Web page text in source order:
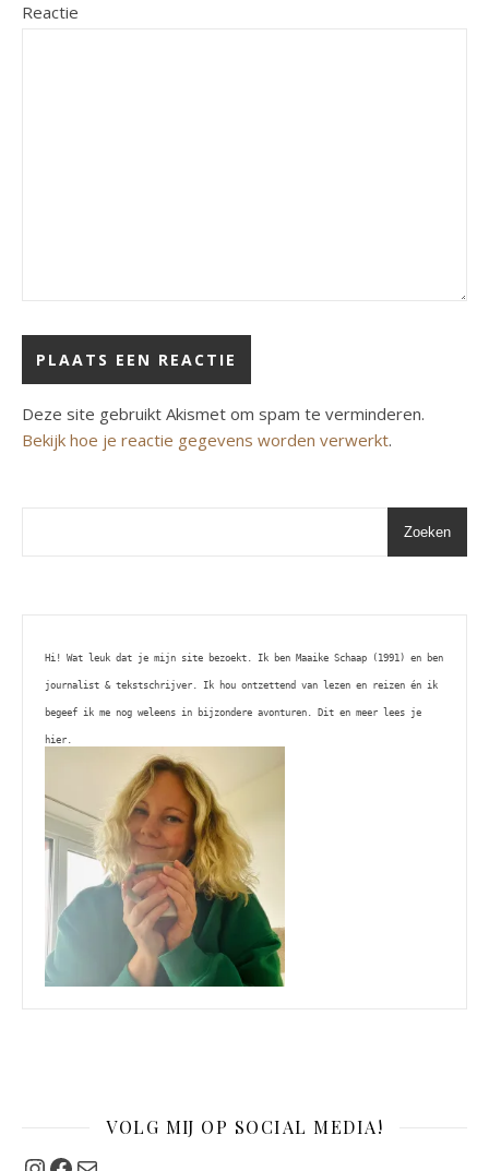
Reactie
Deze site gebruikt Akismet om spam te verminderen.
Bekijk hoe je reactie gegevens worden verwerkt.
Zoeken
Hi! Wat leuk dat je mijn site bezoekt. Ik ben Maaike Schaap (1991) en ben
journalist & tekstschrijver. Ik hou ontzettend van lezen en reizen én ik
begeef ik me nog weleens in bijzondere avonturen. Dit en meer lees je
hier.
VOLG MIJ OP SOCIAL MEDIA!